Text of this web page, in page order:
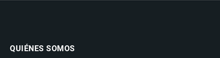
QUIÉNES SOMOS